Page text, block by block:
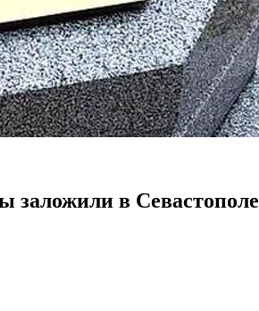
заложили в Севастополе